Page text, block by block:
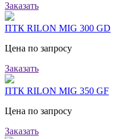
Заказать
ПТК RILON MIG 300 GD
Цена по запросу
Заказать
ПТК RILON MIG 350 GF
Цена по запросу
Заказать